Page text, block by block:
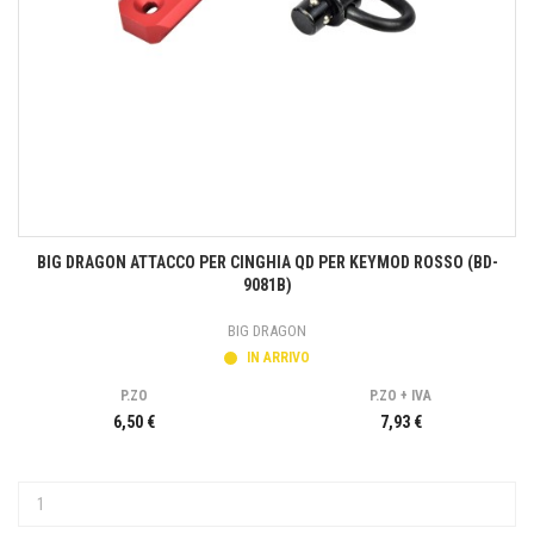
BIG DRAGON ATTACCO PER CINGHIA QD PER KEYMOD ROSSO (BD-
9081B)
BIG DRAGON
IN ARRIVO
P.ZO
6,50 €
P.ZO + IVA
7,93 €